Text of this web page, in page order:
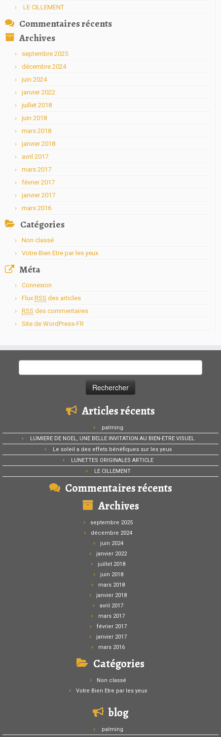
LE CILLEMENT
Commentaires récents
Archives
septembre 2025
décembre 2024
juin 2024
janvier 2022
juillet 2018
juin 2018
mars 2018
janvier 2018
avril 2017
mars 2017
février 2017
janvier 2017
mars 2016
Catégories
Non classé
Votre Bien Etre par les yeux
Méta
Connexion
Flux RSS des articles
RSS des commentaires
Site de WordPress-FR
Articles récents
palming
LUMIERE DE NOEL, UNE BELLE INVITATION AU BIEN-ETRE VISUEL
Le soleil a des effets bénéfiques sur les yeux
LUNETTES ORIGINALES ARTICLE
LE CILLEMENT
Commentaires récents
Archives
septembre 2025
décembre 2024
juin 2024
janvier 2022
juillet 2018
juin 2018
mars 2018
janvier 2018
avril 2017
mars 2017
février 2017
janvier 2017
mars 2016
Catégories
Non classé
Votre Bien Etre par les yeux
blog
palming